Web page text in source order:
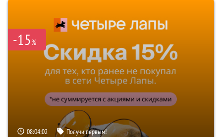
-15%
08:04:02 Получи первым!